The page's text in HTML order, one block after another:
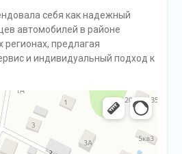
себя как надежный
автомобилей в районе
регионах, предлагая
и индивидуальный подход к